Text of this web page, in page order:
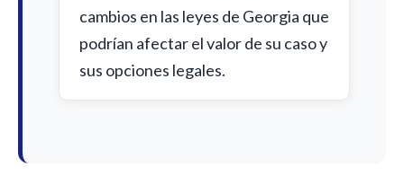
cambios en las leyes de Georgia que
podrían afectar el valor de su caso y
sus opciones legales.